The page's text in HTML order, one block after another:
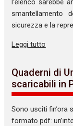
l’elenco sarebbe
smantellamento
sicurezza e la
Leggi tutto
Quaderni di
scaricabili in
Sono usciti fin’ora
formato pdf: